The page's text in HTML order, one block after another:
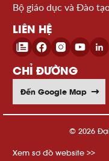
Bộ giáo dục và Đào
LIÊN HỆ
CHỈ ĐƯỜNG
Đến Google Map
© 2026
Xem sơ đồ website >>